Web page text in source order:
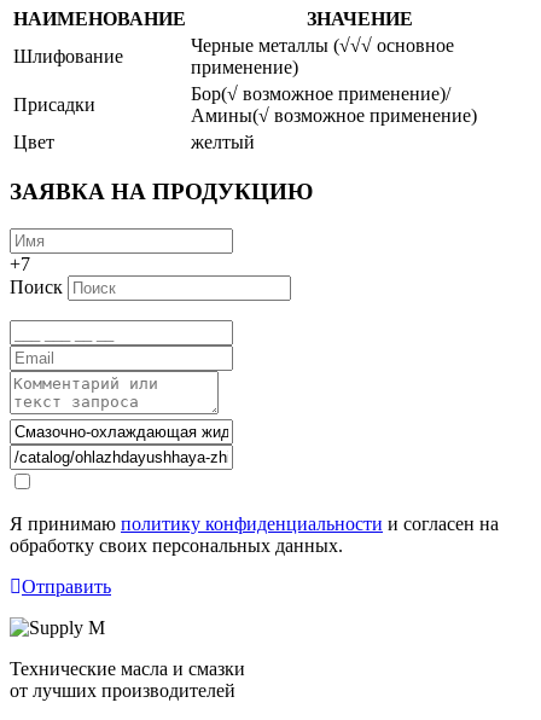
НАИМЕНОВАНИЕ
ЗНАЧЕНИЕ
Шлифование
Черные металлы (√√√ основное
применение)
Присадки
Бор(√ возможное применение)/
Амины(√ возможное применение)
Цвет
желтый
ЗАЯВКА НА ПРОДУКЦИЮ
+7
Поиск
Я принимаю политику конфиденциальности и согласен на
обработку своих персональных данных.
Отправить
Технические масла и смазки
от лучших производителей